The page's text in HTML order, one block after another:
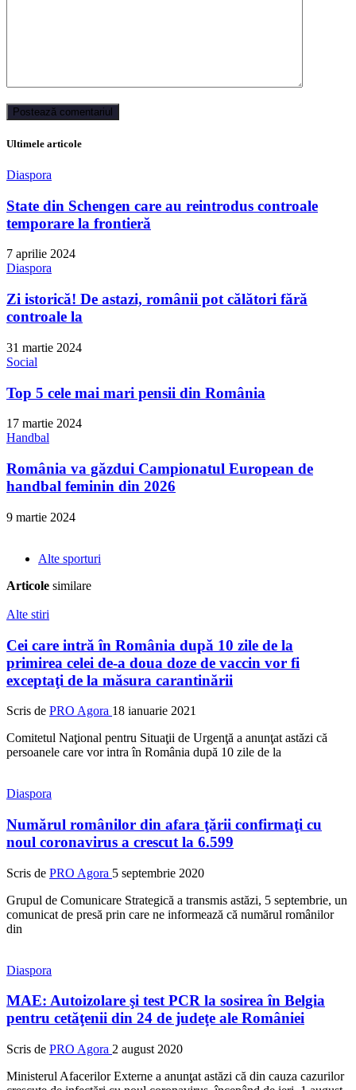
Ultimele articole
Diaspora
State din Schengen care au reintrodus controale
temporare la frontieră
7 aprilie 2024
Diaspora
Zi istorică! De astazi, românii pot călători fără
controale la
31 martie 2024
Social
Top 5 cele mai mari pensii din România
17 martie 2024
Handbal
România va găzdui Campionatul European de
handbal feminin din 2026
9 martie 2024
Alte sporturi
Articole similare
Alte stiri
Cei care intră în România după 10 zile de la
primirea celei de-a doua doze de vaccin vor fi
exceptaţi de la măsura carantinării
Scris de PRO Agora 18 ianuarie 2021
Comitetul Naţional pentru Situaţii de Urgenţă a anunţat astăzi că
persoanele care vor intra în România după 10 zile de la
Diaspora
Numărul românilor din afara ţării confirmaţi cu
noul coronavirus a crescut la 6.599
Scris de PRO Agora 5 septembrie 2020
Grupul de Comunicare Strategică a transmis astăzi, 5 septembrie, un
comunicat de presă prin care ne informează că numărul românilor
din
Diaspora
MAE: Autoizolare şi test PCR la sosirea în Belgia
pentru cetăţenii din 24 de judeţe ale României
Scris de PRO Agora 2 august 2020
Ministerul Afacerilor Externe a anunţat astăzi că din cauza cazurilor